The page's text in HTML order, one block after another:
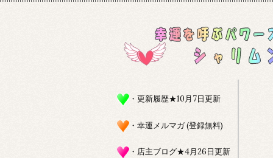
・更新履歴★10月7日更新
・幸運メルマガ (登録無料)
・店主ブログ★4月26日更新